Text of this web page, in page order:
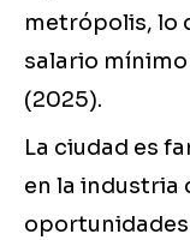
metrópolis, lo
salario
(2025).
La ciudad es
en la industria
oportunidades